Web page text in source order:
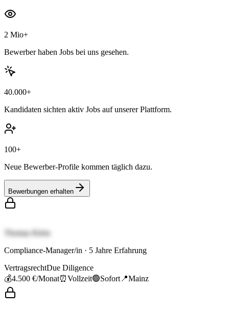
2 Mio+
Bewerber haben Jobs bei uns gesehen.
40.000+
Kandidaten sichten aktiv Jobs auf unserer Plattform.
100+
Neue Bewerber-Profile kommen täglich dazu.
Bewerbungen erhalten
Thomas Klein
Compliance-Manager/in · 5 Jahre Erfahrung
VertragsrechtDue Diligence
💰4.500 €/Monat⏰Vollzeit🟢Sofort 📍Mainz